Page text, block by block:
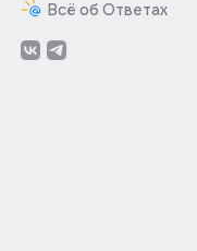
Всё об Ответах